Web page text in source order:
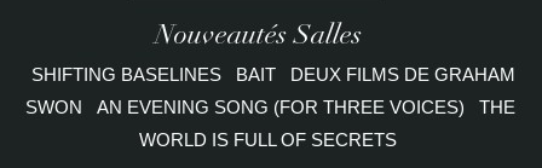
Nouveautés Salles
SHIFTING BASELINES BAIT
DEUX FILMS DE GRAHAM
SWON
AN EVENING SONG (FOR THREE VOICES)
THE
WORLD IS FULL OF SECRETS